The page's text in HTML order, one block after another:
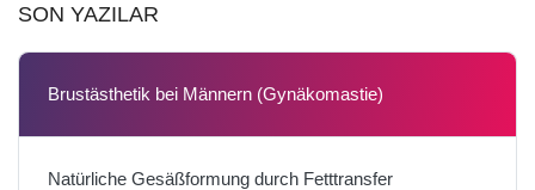
SON YAZILAR
Brustästhetik bei Männern (Gynäkomastie)
Natürliche Gesäßformung durch Fetttransfer